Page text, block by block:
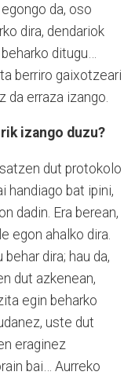
da, oso
dira, dendariok
ditugu…
berriro gaixotzeari
da erraza izango.
izango duzu?
dut protokolo
handiago bat ipini,
dadin. Era berean,
egon ahalko dira.
dira; hau da,
dut azkenean,
egin beharko
uste dut
eraginez
bai… Aurreko